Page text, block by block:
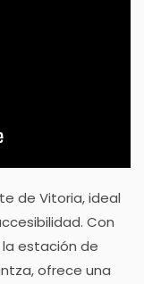
de Vitoria, ideal
Con
estación de
ofrece una